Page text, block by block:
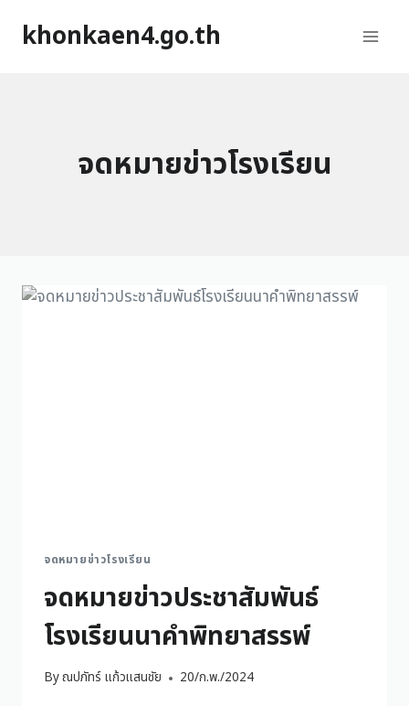
khonkaen4.go.th
จดหมายข่าวโรงเรียน
จดหมายข่าวโรงเรียน
จดหมายข่าวประชาสัมพันธ์
โรงเรียนนาคำพิทยาสรรพ์
Byณปภัทร์ แก้วแสนชัย 20/ก.พ./2024